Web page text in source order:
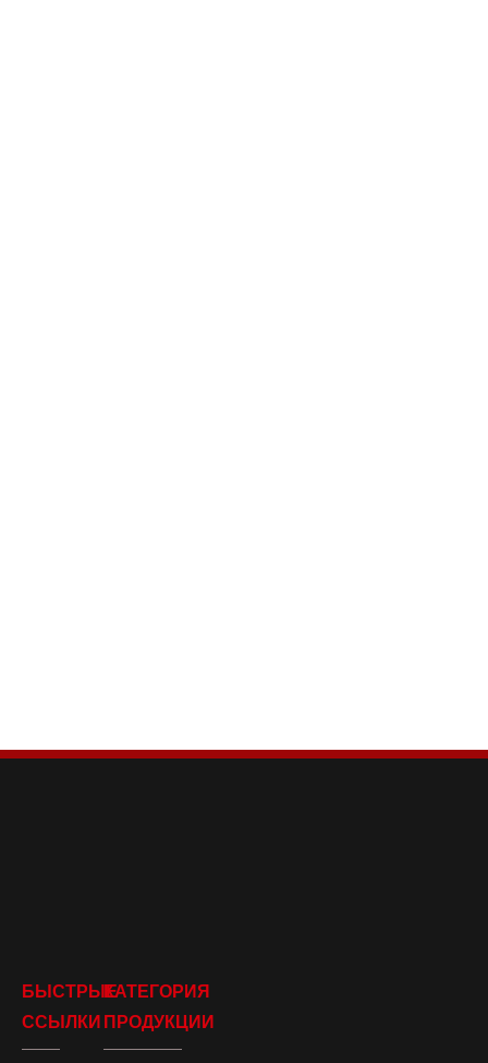
БЫСТРЫЕ
ССЫЛКИ
КАТЕГОРИЯ
ПРОДУКЦИИ